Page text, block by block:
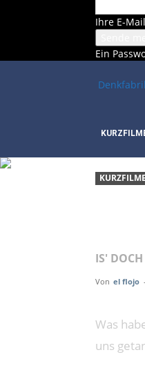
Ihre E-
Ein
KURZFILME
IS'
Von el flojo -
Was
uns